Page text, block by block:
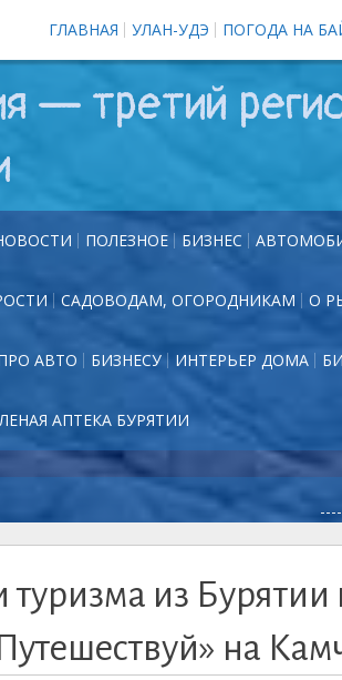
ГЛАВНАЯ УЛАН-УДЭ ПОГОДА НА
— третий
ПОЛЕЗНОЕ БИЗНЕС
САДОВОДАМ, ОГОРОДНИКАМ О
АВТО БИЗНЕСУ ИНТЕРЬЕР ДОМА
АПТЕКА БУРЯТИИ
туризма из
на